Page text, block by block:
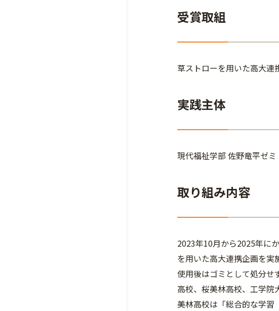
受賞取組
草ストローを用いた高大連
実践主体
現代福祉学部 佐野竜平ゼミ
取り組み内容
2023年10月から2025年に
を用いた高大連携企画を
使用後はゴミとして処分せ
高校、桜美林高校、工学院
美林高校は「総合的な学習